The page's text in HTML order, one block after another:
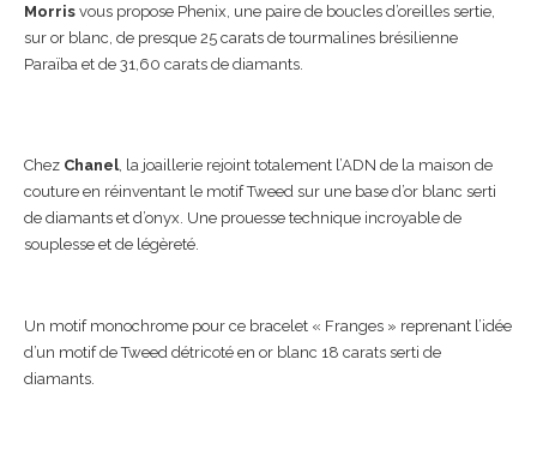
Morris vous propose Phenix, une paire de boucles d’oreilles sertie,
sur or blanc, de presque 25 carats de tourmalines brésilienne
Paraïba et de 31,60 carats de diamants.
Chez Chanel, la joaillerie rejoint totalement l’ADN de la maison de
couture en réinventant le motif Tweed sur une base d’or blanc serti
de diamants et d’onyx. Une prouesse technique incroyable de
souplesse et de légèreté.
Un motif monochrome pour ce bracelet « Franges » reprenant l’idée
d’un motif de Tweed détricoté en or blanc 18 carats serti de
diamants.